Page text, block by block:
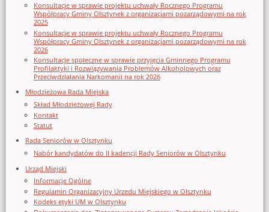
Konsultacje w sprawie projektu uchwały Rocznego Programu
Współpracy Gminy Olsztynek z organizacjami pozarządowymi na rok
2025
Konsultacje w sprawie projektu uchwały Rocznego Programu
Współpracy Gminy Olsztynek z organizacjami pozarządowymi na rok
2026
Konsultacje społeczne w sprawie przyjęcia Gminnego Programu
Profilaktyki i Rozwiązywania Problemów Alkoholowych oraz
Przeciwdziałania Narkomanii na rok 2026
Młodzieżowa Rada Miejska
Skład Młodzieżowej Rady
Kontakt
Statut
Rada Seniorów w Olsztynku
Nabór kandydatów do II kadencji Rady Seniorów w Olsztynku
Urząd Miejski
Informacje Ogólne
Regulamin Organizacyjny Urzedu Miejskiego w Olsztynku
Kodeks etyki UM w Olsztynku